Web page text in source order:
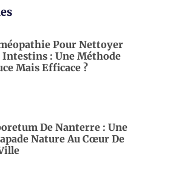
Pour Nettoyer
Intestins : Une Méthode
Mais Efficace ?
De Nanterre : Une
Nature Au Cœur De